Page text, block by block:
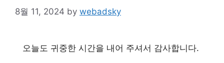
8월 11, 2024 by webadsky
오늘도 귀중한 시간을 내어 주셔서 감사합니다.